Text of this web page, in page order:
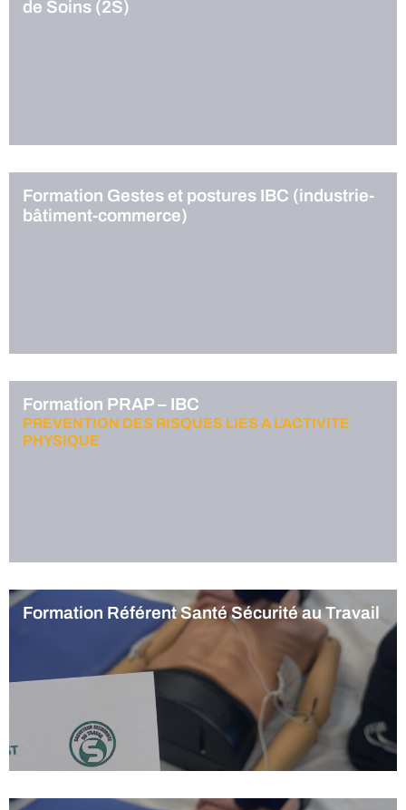
de Soins (2S)
Formation Gestes et postures IBC (industrie-
bâtiment-commerce)
Formation PRAP – IBC
PREVENTION DES RISQUES LIES A L’ACTIVITE
PHYSIQUE
Formation Référent Santé Sécurité au Travail